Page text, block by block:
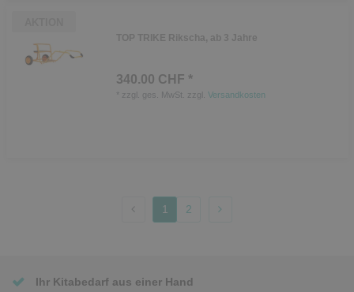
TOP TRIKE Rikscha, ab 3 Jahre
340.00 CHF *
zzgl. ges. MwSt. zzgl. Versandkosten
1 2
Ihr Kitabedarf aus einer Hand